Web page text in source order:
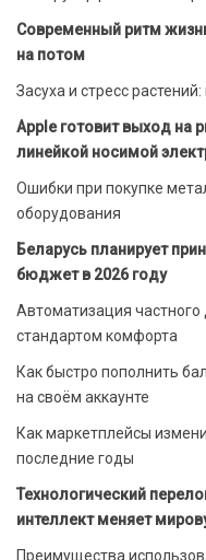
Современный ритм
на потом
Засуха и стресс
Apple готовит выход на
линейкой носимой
Ошибки при покупке
оборудования
Беларусь планирует
бюджет в 2026 году
Автоматизация частного
стандартом комфорта
Как быстро пополнить
на своём аккаунте
Как маркетплейсы
последние годы
Технологический
интеллект меняет
Преимущества